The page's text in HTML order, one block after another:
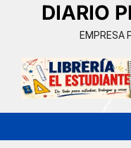
DIARIO
EMPRESA